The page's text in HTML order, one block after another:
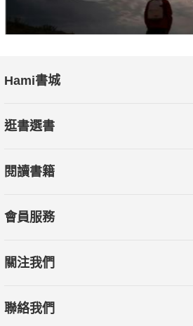
Hami書城
逛書選書
閱讀書籍
會員服務
關注我們
聯絡我們